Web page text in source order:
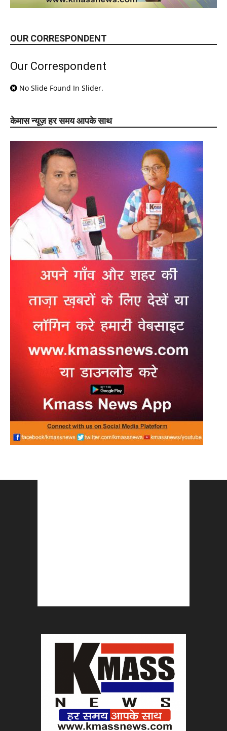
OUR CORRESPONDENT
Our Correspondent
No Slide Found In Slider.
केमास न्यूज़ हर समय आपके साथ